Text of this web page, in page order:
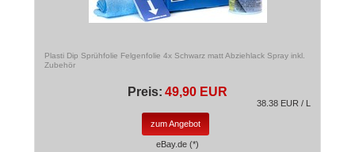
Plasti Dip Sprühfolie Felgenfolie 4x Schwarz matt Abziehlack Spray inkl.
Zubehör
Preis: 49,90 EUR
38.38 EUR / L
zum Angebot
eBay.de (*)